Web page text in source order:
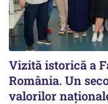
Vizită istorică a
România. Un
valorilor